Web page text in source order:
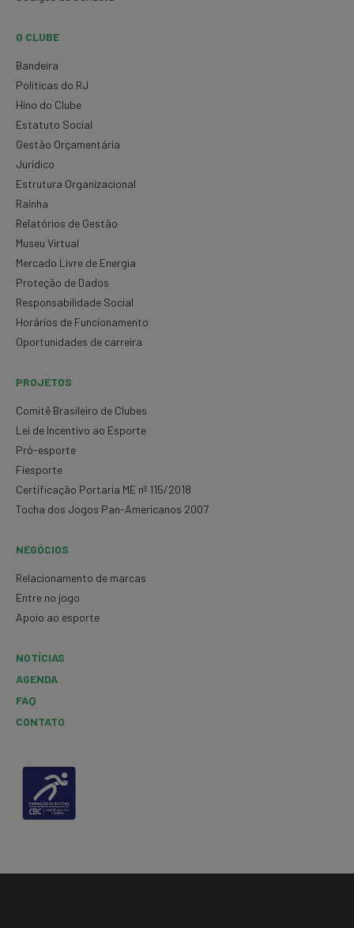
O CLUBE
Bandeira
Políticas do RJ
Hino do Clube
Estatuto Social
Gestão Orçamentária
Jurídico
Estrutura Organizacional
Rainha
Relatórios de Gestão
Museu Virtual
Mercado Livre de Energia
Proteção de Dados
Responsabilidade Social
Horários de Funcionamento
Oportunidades de carreira
PROJETOS
Comitê Brasileiro de Clubes
Lei de Incentivo ao Esporte
Pró-esporte
Fiesporte
Certificação Portaria ME nº 115/2018
Tocha dos Jogos Pan-Americanos 2007
NEGÓCIOS
Relacionamento de marcas
Entre no jogo
Apoio ao esporte
NOTÍCIAS
AGENDA
FAQ
CONTATO